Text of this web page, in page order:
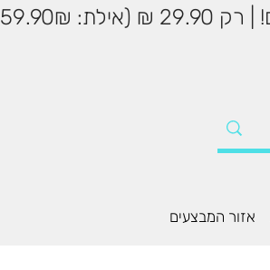
אזור המבצעים